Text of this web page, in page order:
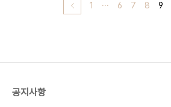
1 ··· 6 7 8 9
공지사항